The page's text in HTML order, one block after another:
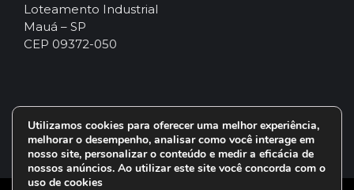
Loteamento Industrial
Mauá – SP
CEP 09372-050
Utilizamos cookies para oferecer uma melhor experiência,
melhorar o desempenho, analisar como você interage em
nosso site, personalizar o conteúdo e medir a eficácia de
nossos anúncios. Ao utilizar este site você concorda com o
uso de cookies